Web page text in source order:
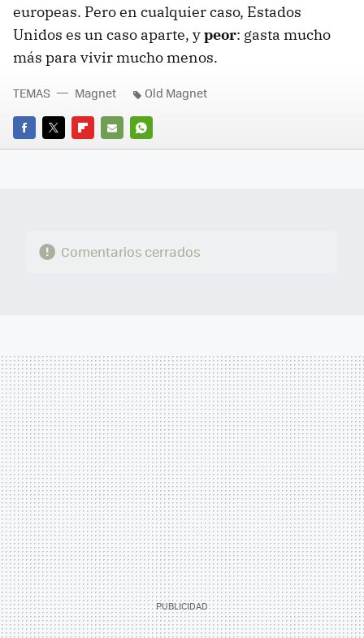
europeas. Pero en cualquier caso, Estados
Unidos es un caso aparte, ypeor: gasta mucho
más para vivir mucho menos.
FACEBOOK
TWITTERFLIPBOARD
E-
WHATSAPP
TEMAS Magnet Old Magnet
Comentarios cerrados